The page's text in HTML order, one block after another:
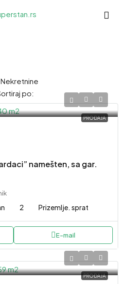
Nekretnine
po:
PRODAJA
namešten, sa gar.
2 Prizemlje. sprat
E-mail
PRODAJA